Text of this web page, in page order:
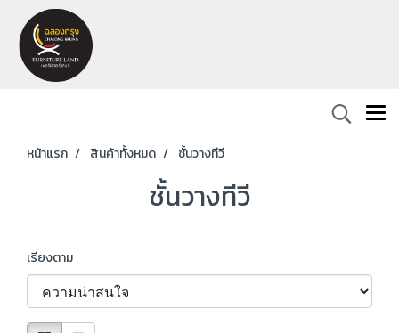
หน้าแรก สินค้าทั้งหมด ชั้นวางทีวี
ชั้นวางทีวี
เรียงตาม